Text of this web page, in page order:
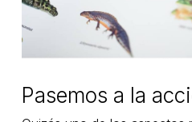
Pasemos a la